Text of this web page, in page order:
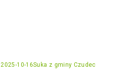
2025-10-16Suka z gminy Czudec